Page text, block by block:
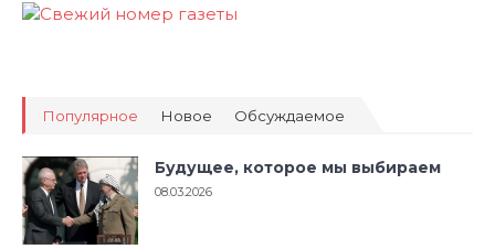
Популярное Новое Обсуждаемое
Будущее, которое мы выбираем
08.03.2026